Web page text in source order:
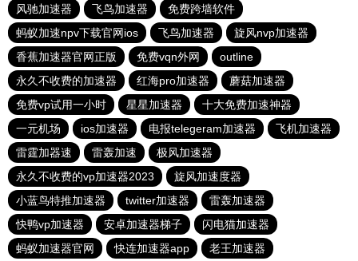
风驰加速器
飞鸟加速器
免费跨墙软件
蚂蚁加速npv下载官网ios
飞鸟加速器
旋风nvp加速器
香蕉加速器官网正版
免费vqn外网
outline
永久不收费的加速器
红海pro加速器
蘑菇加速器
免费vp试用一小时
星星加速器
十大免费加速神器
一元机场
ios加速器 电报telegeram加速器
飞机加速器
雷霆加器速
雷轰加速
极风加速器
永久不收费的vp加速器2023
旋风加速度器
小蓝鸟特推加速器
twitter加速器
雷轰加速器
快鸭vp加速器
安卓加速器梯子
闪电猫加速器
蚂蚁加速器官网
快连加速器app 老王加速器